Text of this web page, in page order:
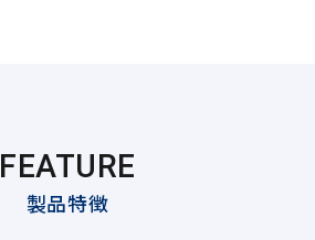
FEATURE
製品特徴